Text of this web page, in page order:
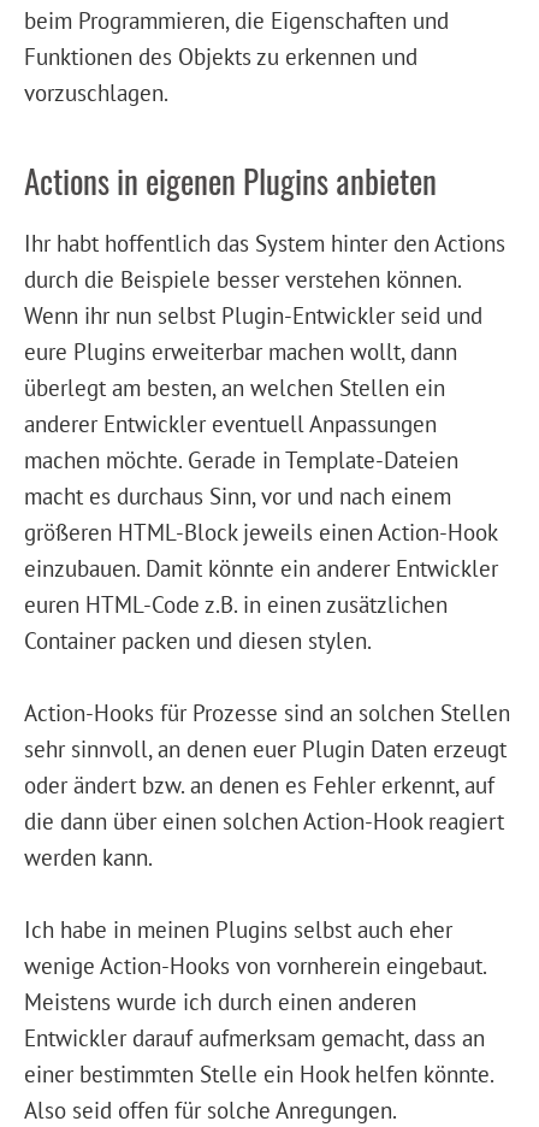
beim Programmieren, die Eigenschaften und
Funktionen des Objekts zu erkennen und
vorzuschlagen.
Actions in eigenen Plugins anbieten
Ihr habt hoffentlich das System hinter den Actions
durch die Beispiele besser verstehen können.
Wenn ihr nun selbst Plugin-Entwickler seid und
eure Plugins erweiterbar machen wollt, dann
überlegt am besten, an welchen Stellen ein
anderer Entwickler eventuell Anpassungen
machen möchte. Gerade in Template-Dateien
macht es durchaus Sinn, vor und nach einem
größeren HTML-Block jeweils einen Action-Hook
einzubauen. Damit könnte ein anderer Entwickler
euren HTML-Code z.B. in einen zusätzlichen
Container packen und diesen stylen.
Action-Hooks für Prozesse sind an solchen Stellen
sehr sinnvoll, an denen euer Plugin Daten erzeugt
oder ändert bzw. an denen es Fehler erkennt, auf
die dann über einen solchen Action-Hook reagiert
werden kann.
Ich habe in meinen Plugins selbst auch eher
wenige Action-Hooks von vornherein eingebaut.
Meistens wurde ich durch einen anderen
Entwickler darauf aufmerksam gemacht, dass an
einer bestimmten Stelle ein Hook helfen könnte.
Also seid offen für solche Anregungen.